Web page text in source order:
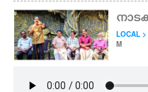
LOCAL >
M